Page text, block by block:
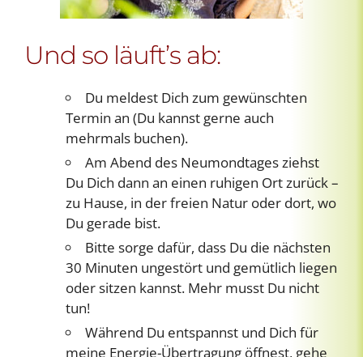
Und so läuft’s ab:
Du meldest Dich zum gewünschten
Termin an (Du kannst gerne auch
mehrmals buchen).
Am Abend des Neumondtages ziehst
Du Dich dann an einen ruhigen Ort zurück –
zu Hause, in der freien Natur oder dort, wo
Du gerade bist.
Bitte sorge dafür, dass Du die nächsten
30 Minuten ungestört und gemütlich liegen
oder sitzen kannst. Mehr musst Du nicht
tun!
Während Du entspannst und Dich für
meine Energie-Übertragung öffnest, gehe